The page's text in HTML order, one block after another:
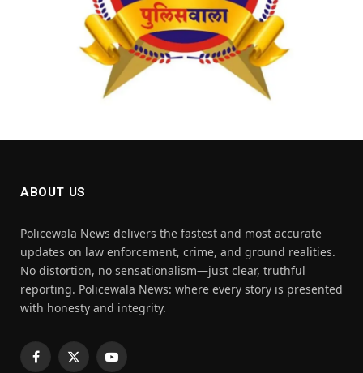
ABOUT US
Policewala News delivers the fastest and most accurate
updates on law enforcement, crime, and ground realities.
No distortion, no sensationalism—just clear, truthful
reporting. Policewala News: where every story is presented
with honesty and integrity.
Facebook
X
YouTube